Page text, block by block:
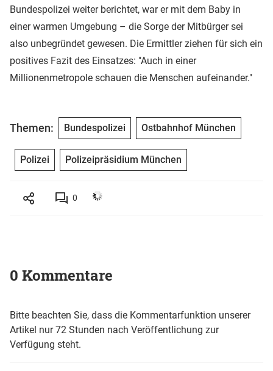
Bundespolizei weiter berichtet, war er mit dem Baby in
einer warmen Umgebung – die Sorge der Mitbürger sei
also unbegründet gewesen. Die Ermittler ziehen für sich ein
positives Fazit des Einsatzes: "Auch in einer
Millionenmetropole schauen die Menschen aufeinander."
Themen: Bundespolizei Ostbahnhof München
Polizei Polizeipräsidium München
0
0 Kommentare
Bitte beachten Sie, dass die Kommentarfunktion unserer
Artikel nur 72 Stunden nach Veröffentlichung zur
Verfügung steht.